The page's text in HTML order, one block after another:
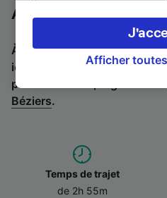
Avignon à Béziers
À la recherche de l’itinéraire
ici :
Bus de Béziers à Avignon
prendre le train, regardez les
Béziers.
Temps de trajet
de 2h 55m
préférences,
droit d’opposition à
cliquant ci-dessous ou
préférences seront
et n’affecteront pas les
de traçage si vous nous
pas vous tracer.
Nos équipes ainsi que
Afficher